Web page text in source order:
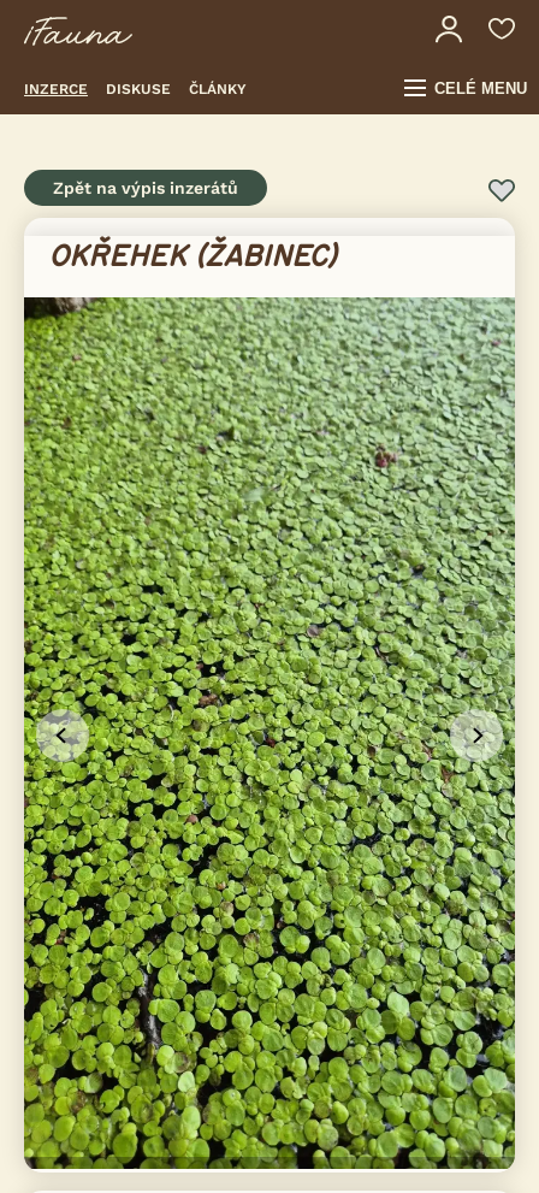
INZERCE DISKUSE ČLÁNKY CELÉ MENU
Zpět na výpis inzerátů
OKŘEHEK (ŽABINEC)